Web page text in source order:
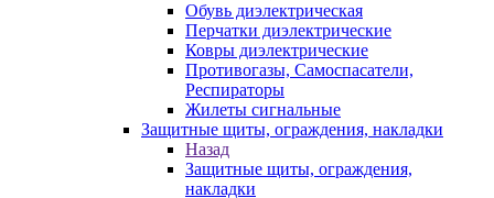
Обувь диэлектрическая
Перчатки диэлектрические
Ковры диэлектрические
Противогазы, Самоспасатели,
Респираторы
Жилеты сигнальные
Защитные щиты, ограждения, накладки
Назад
Защитные щиты, ограждения,
накладки